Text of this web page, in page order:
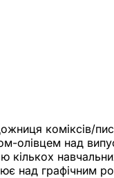
коміксів/
олівцем над
кількох
над графічним